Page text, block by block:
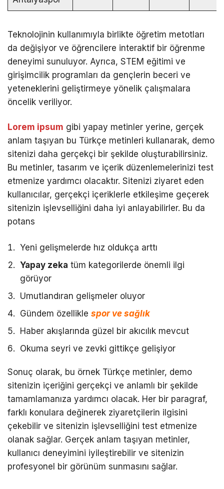
Teknolojinin kullanımıyla birlikte öğretim metotları
da değişiyor ve öğrencilere interaktif bir öğrenme
deneyimi sunuluyor. Ayrıca, STEM eğitimi ve
girişimcilik programları da gençlerin beceri ve
yeteneklerini geliştirmeye yönelik çalışmalara
öncelik veriliyor.
Lorem ipsum gibi yapay metinler yerine, gerçek
anlam taşıyan bu Türkçe metinleri kullanarak, demo
sitenizi daha gerçekçi bir şekilde oluşturabilirsiniz.
Bu metinler, tasarım ve içerik düzenlemelerinizi test
etmenize yardımcı olacaktır. Sitenizi ziyaret eden
kullanıcılar, gerçekçi içeriklerle etkileşime geçerek
sitenizin işlevselliğini daha iyi anlayabilirler. Bu da
potans
Yeni gelişmelerde hız oldukça arttı
Yapay zeka tüm kategorilerde önemli ilgi
görüyor
Umutlandıran gelişmeler oluyor
Gündem özellikle spor ve sağlık
Haber akışlarında güzel bir akıcılık mevcut
Okuma seyri ve zevki gittikçe gelişiyor
Sonuç olarak, bu örnek Türkçe metinler, demo
sitenizin içeriğini gerçekçi ve anlamlı bir şekilde
tamamlamanıza yardımcı olacak. Her bir paragraf,
farklı konulara değinerek ziyaretçilerin ilgisini
çekebilir ve sitenizin işlevselliğini test etmenize
olanak sağlar. Gerçek anlam taşıyan metinler,
kullanıcı deneyimini iyileştirebilir ve sitenizin
profesyonel bir görünüm sunmasını sağlar.